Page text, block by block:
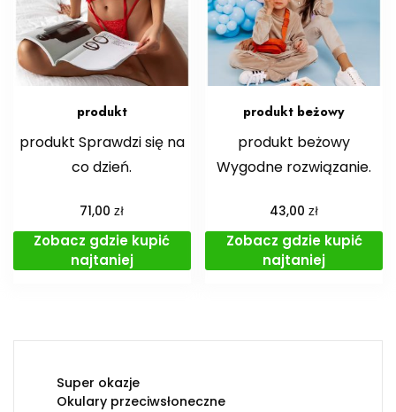
produkt
produkt Sprawdzi się na
co dzień.
71,00zł
Zobacz gdzie kupić
najtaniej
produkt beżowy
produkt beżowy
Wygodne rozwiązanie.
43,00zł
Zobacz gdzie kupić
najtaniej
Super okazje
Okulary przeciwsłoneczne